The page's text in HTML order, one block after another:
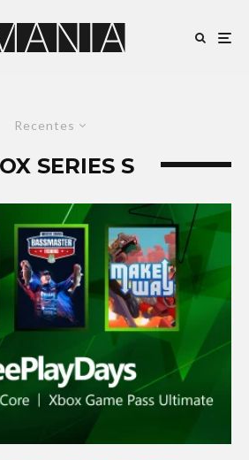
Recentes
SERIES S